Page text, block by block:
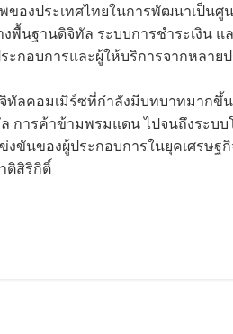
องประเทศไทยในการพัฒนาเป็น
นฐานดิจิทัล ระบบการชำระเงิน แ
อบการและผู้ให้บริการจากหลายป
ทัลคอมเมิร์ซที่กำลังมีบทบาทมากขึ้
การค้าข้ามพรมแดน ไปจนถึงระบ
นของผู้ประกอบการในยุคเศรษฐกิ
ติสิริกิติ์